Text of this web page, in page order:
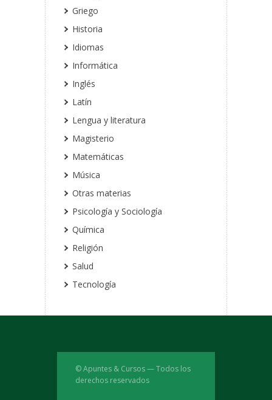
Griego
Historia
Idiomas
Informática
Inglés
Latín
Lengua y literatura
Magisterio
Matemáticas
Música
Otras materias
Psicología y Sociología
Química
Religión
Salud
Tecnología
© Apuntes & Cursos — Todos los
derechos reservados